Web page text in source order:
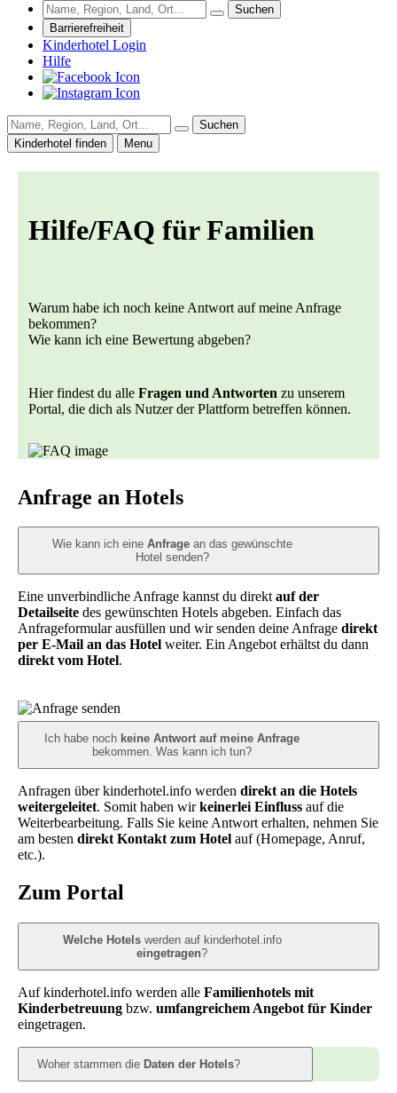
Suchen
Barrierefreiheit
Kinderhotel Login
Hilfe
Suchen
Kinderhotel finden
Menu
Hilfe/FAQ für Familien
Warum habe ich noch keine Antwort auf meine Anfrage
bekommen?
Wie kann ich eine Bewertung abgeben?
Hier findest du alle Fragen und Antworten zu unserem
Portal, die dich als Nutzer der Plattform betreffen können.
Anfrage an Hotels
Wie kann ich eine Anfragean das gewünschte
Hotel senden?
Eine unverbindliche Anfrage kannst du direktauf der
Detailseite des gewünschten Hotels abgeben. Einfach das
Anfrageformular ausfüllen und wir senden deine Anfrage direkt
per E-Mail an das Hotel weiter. Ein Angebot erhältst du dann
direkt vom Hotel.
Ich habe noch keine Antwort auf meine Anfrage
bekommen. Was kann ich tun?
Anfragen über kinderhotel.info werden direkt an die Hotels
weitergeleitet. Somit haben wirkeinerlei Einfluss auf die
Weiterbearbeitung. Falls Sie keine Antwort erhalten, nehmen Sie
am besten direkt Kontakt zum Hotel auf (Homepage, Anruf,
etc.).
Zum Portal
Welche Hotelswerden auf kinderhotel.info
eingetragen?
Auf kinderhotel.info werden alle Familienhotels mit
Kinderbetreuung bzw. umfangreichem Angebot für Kinder
eingetragen.
Woher stammen die Daten der Hotels?